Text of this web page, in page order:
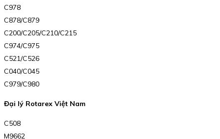
C978
C878/C879
C200/C205/C210/C215
C974/C975
C521/C526
C040/C045
C979/C980
Đại lý Rotarex Việt Nam
C508
M9662